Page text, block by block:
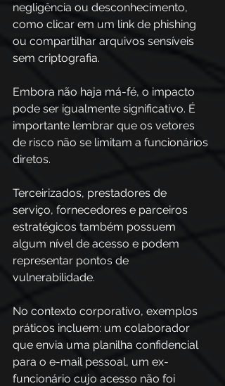
negligência ou desconhecimento,
como clicar em um link de phishing
ou compartilhar arquivos sensíveis
sem criptografia.
Embora não haja má-fé, o impacto
pode ser igualmente significativo. É
importante lembrar que os vetores
de risco não se limitam a funcionários
diretos.
Terceirizados, prestadores de
serviço, fornecedores e parceiros
estratégicos também possuem
algum nível de acesso e podem
representar pontos de
vulnerabilidade.
No contexto corporativo, exemplos
práticos incluem: um colaborador
que envia uma planilha confidencial
para o e-mail pessoal, um ex-
funcionário cujo acesso não foi